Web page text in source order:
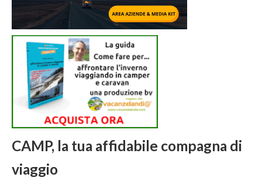
CAMP, la tua affidabile compagna di
viaggio